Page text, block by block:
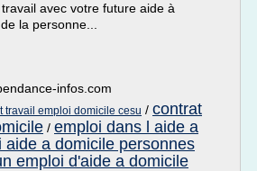
avec votre future aide à
la personne...
infos.com
travail emploi domicile cesu / contrat
/ emploi dans l aide a
aide a domicile personnes
emploi d'aide a domicile